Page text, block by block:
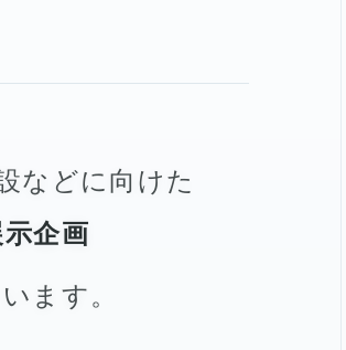
などに向けた
企画
ます。